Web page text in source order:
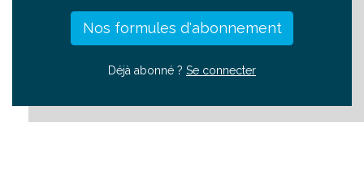
indépendants : entre 2019 et 2023, sur 226, 203
Nos formules d'abonnement
Déjà abonné ? Se connecter